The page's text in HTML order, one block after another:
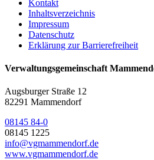
Kontakt
Inhaltsverzeichnis
Impressum
Datenschutz
Erklärung zur Barrierefreiheit
Verwaltungsgemeinschaft
Augsburger Straße 12
82291 Mammendorf
08145 84-0
08145 1225
info@vgmammendorf.de
www.vgmammendorf.de